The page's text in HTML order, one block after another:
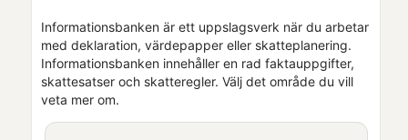
Informationsbanken är ett uppslagsverk när du arbetar
med deklaration, värdepapper eller skatteplanering.
Informationsbanken innehåller en rad faktauppgifter,
skattesatser och skatteregler. Välj det område du vill
veta mer om.